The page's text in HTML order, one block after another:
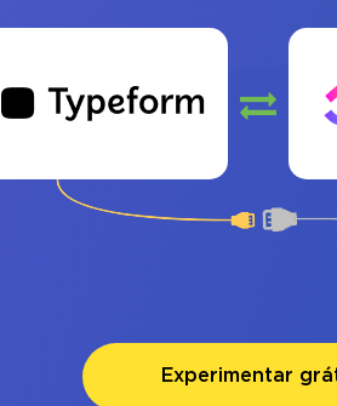
Experimentar